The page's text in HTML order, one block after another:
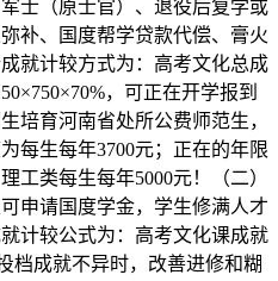
士（原士官）、退役后复学或
补、国度帮学贷款代偿、膏火
就计较方式为：高考文化总成
，可正在开学报到
培育河南省处所公费师范生，
每生每年3700元；正在的年限
工类每生每年5000元！（二）
申请国度学金，学生修满人才
计较公式为：高考文化课成就
档成就不异时，改善进修和糊